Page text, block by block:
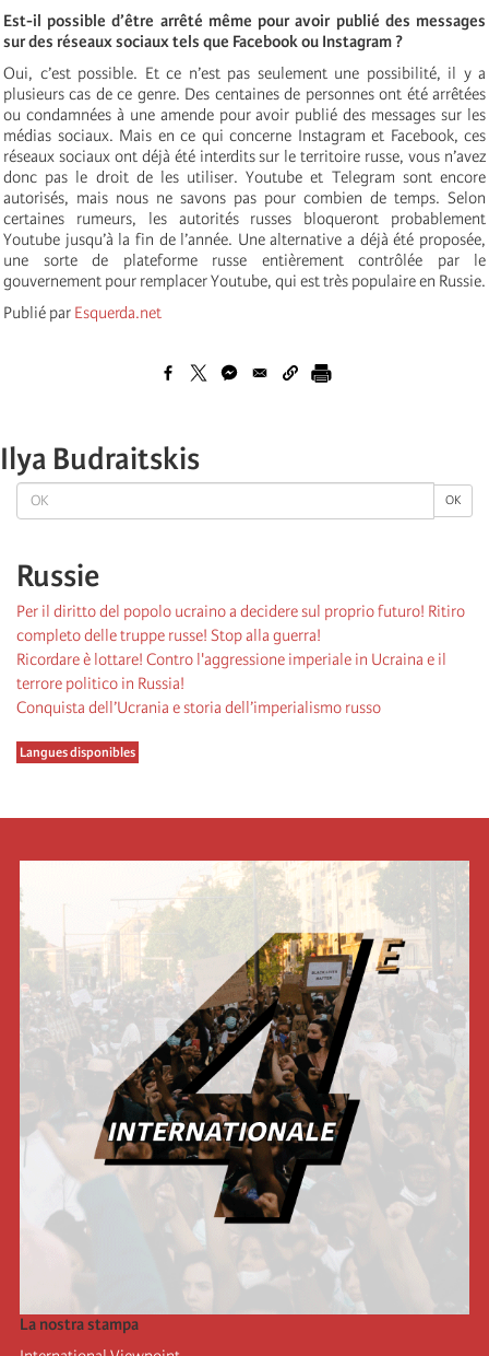
OK OK
Russie
Per il diritto del popolo ucraino a decidere sul proprio futuro! Ritiro
completo delle truppe russe! Stop alla guerra!
Ricordare è lottare! Contro l'aggressione imperiale in Ucraina e il
terrore politico in Russia!
Conquista dell’Ucrania e storia dell’imperialismo russo
Langues disponibles
Est-il possible d’être arrêté même pour avoir publié des messages
sur des réseaux sociaux tels que Facebook ou Instagram ?
Oui, c’est possible. Et ce n’est pas seulement une possibilité, il y a
plusieurs cas de ce genre. Des centaines de personnes ont été arrêtées
ou condamnées à une amende pour avoir publié des messages sur les
médias sociaux. Mais en ce qui concerne Instagram et Facebook, ces
réseaux sociaux ont déjà été interdits sur le territoire russe, vous n’avez
donc pas le droit de les utiliser. Youtube et Telegram sont encore
autorisés, mais nous ne savons pas pour combien de temps. Selon
certaines rumeurs, les autorités russes bloqueront probablement
Youtube jusqu’à la fin de l’année. Une alternative a déjà été proposée,
une sorte de plateforme russe entièrement contrôlée par le
gouvernement pour remplacer Youtube, qui est très populaire en Russie.
Publié par Esquerda.net
Ilya Budraitskis
La nostra stampa